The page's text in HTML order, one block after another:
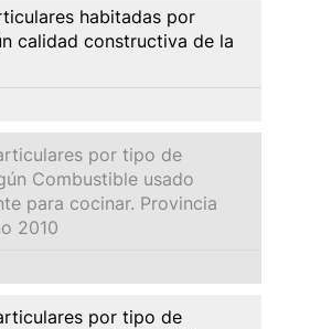
habitadas por
calidad constructiva de la
por tipo de
Combustible usado
para cocinar. Provincia
2010
por tipo de